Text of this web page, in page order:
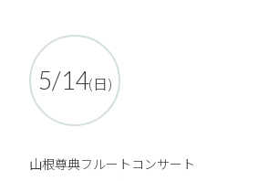
5/14(日)
山根尊典フルートコンサート